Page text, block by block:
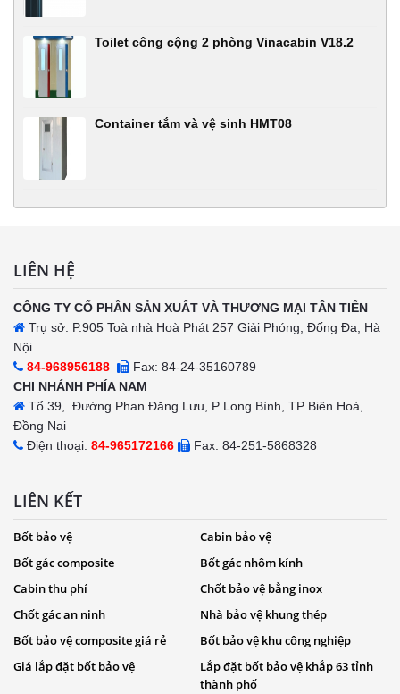
Toilet công cộng 2 phòng Vinacabin V18.2
Container tắm và vệ sinh HMT08
LIÊN HỆ
CÔNG TY CỔ PHẦN SẢN XUẤT VÀ THƯƠNG MẠI TÂN TIẾN
Trụ sở: P.905 Toà nhà Hoà Phát 257 Giải Phóng, Đống Đa, Hà
Nội
84-968956188
Fax: 84-24-35160789
CHI NHÁNH PHÍA NAM
Tổ 39, Đường Phan Đăng Lưu, P Long Bình, TP Biên Hoà,
Đồng Nai
Điện thoại: 84-965172166 Fax: 84-251-5868328
LIÊN KẾT
Bốt bảo vệ
Cabin bảo vệ
Bốt gác composite
Bốt gác nhôm kính
Cabin thu phí
Chốt bảo vệ bằng inox
Chốt gác an ninh
Nhà bảo vệ khung thép
Bốt bảo vệ composite giá rẻ
Bốt bảo vệ khu công nghiệp
Giá lắp đặt bốt bảo vệ
Lắp đặt bốt bảo vệ khắp 63 tỉnh
thành phố